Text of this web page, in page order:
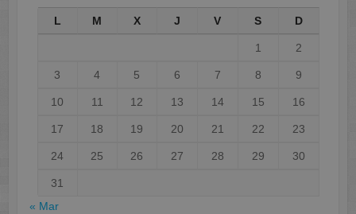
L M X J V S D
1 2
3 4 5 6 7 8 9
10 11 12 13 14 15 16
17 18 19 20 21 22 23
24 25 26 27 28 29 30
31
« Mar